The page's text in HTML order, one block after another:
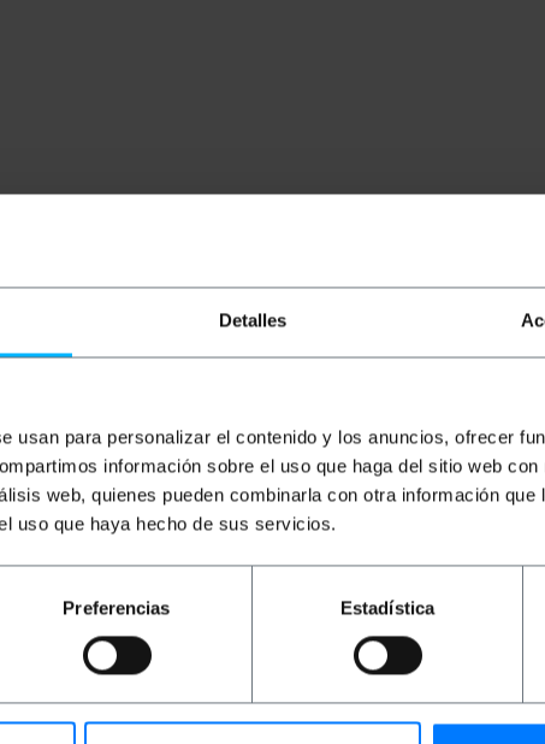
Detalles
usan para personalizar el contenido y los anuncios, ofrecer
información sobre el uso que haga del sitio web
web, quienes pueden combinarla con otra información que
uso que haya hecho de sus servicios.
Preferencias Estadística
permet à différentes unités du véhicule
OBD ll afin qu'elle détecte les défauts du véhicule,
composants du véhicule . Il peut être utilisé